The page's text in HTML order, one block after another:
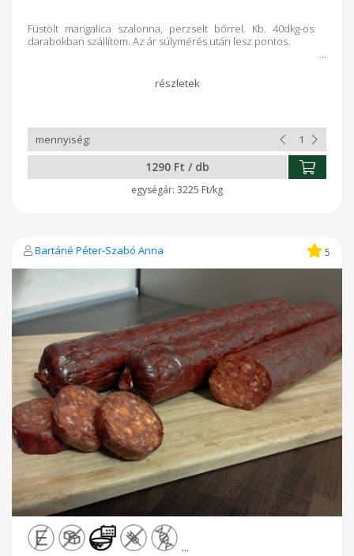
Füstölt mangalica szalonna, perzselt bőrrel. Kb. 40dkg-os
darabokban szállítom. Az ár súlymérés után lesz pontos.
1290 Ft / db
3225 Ft/kg
Bartáné Péter-Szabó Anna 5
...